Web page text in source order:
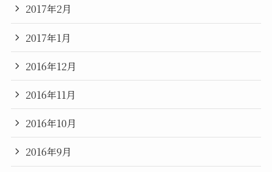
2017年2月
2017年1月
2016年12月
2016年11月
2016年10月
2016年9月